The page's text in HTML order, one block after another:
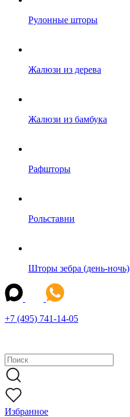
Рулонные шторы
Жалюзи из дерева
Жалюзи из бамбука
Рафшторы
Рольставни
Шторы зебра (день-ночь)
+7 (495) 741-14-05
Избранное